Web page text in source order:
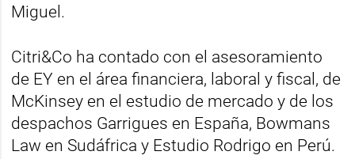
Miguel.
Citri&Co ha contado con el asesoramiento
de EY en el área financiera, laboral y fiscal, de
McKinsey en el estudio de mercado y de los
despachos Garrigues en España, Bowmans
Law en Sudáfrica y Estudio Rodrigo en Perú.